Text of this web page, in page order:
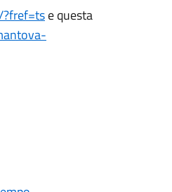
e questa